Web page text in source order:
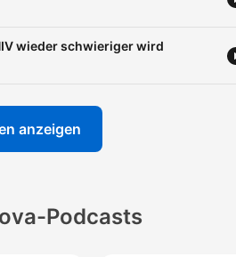
wieder schwieriger wird
anzeigen
Podcasts